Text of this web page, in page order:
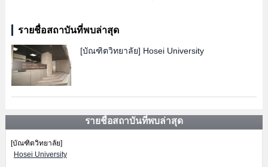
รายชื่อสถาบันที่พบล่าสุด
[บัณฑิตวิทยาลัย] Hosei University
รายชื่อสถาบันที่พบล่าสุด
[บัณฑิตวิทยาลัย]
Hosei University